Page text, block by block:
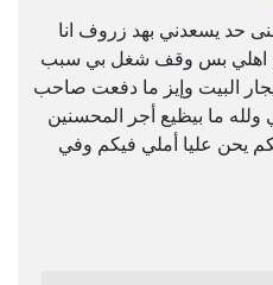
حد يسعدني بهد زروف انا
على اهلي بس وقف شغل بي سبب
البيت وإيز ما دفعت صاحب
ولله ما بيظيع أجر المحسنين
يحن عليا أملي فيكم وفي